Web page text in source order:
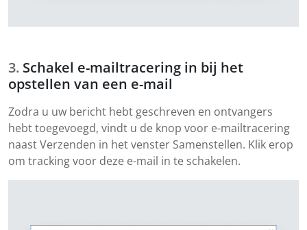
Schakel e-mailtracering in bij het
opstellen van een e-mail
Zodra u uw bericht hebt geschreven en ontvangers
hebt toegevoegd, vindt u de knop voor e-mailtracering
naast Verzenden in het venster Samenstellen. Klik erop
om tracking voor deze e-mail in te schakelen.